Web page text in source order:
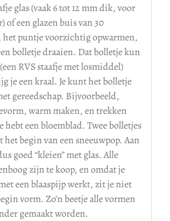
glas (vaak 6 tot 12 mm dik, voor
of een glazen buis van 30
puntje voorzichtig opwarmen,
bolletje draaien. Dat bolletje kun
RVS staafje met losmiddel)
je een kraal. Je kunt het bolletje
gereedschap. Bijvoorbeeld,
warm maken, en trekken
hebt een bloemblad. Twee bolletjes
het begin van een sneeuwpop. Aan
goed “kleien” met glas. Alle
zijn te koop, en omdat je
een blaaspijp werkt, zit je niet
vorm. Zo’n beetje alle vormen
gemaakt worden.